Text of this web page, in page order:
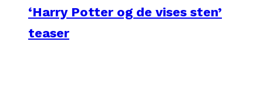
‘Harry Potter og de vises sten’
teaser